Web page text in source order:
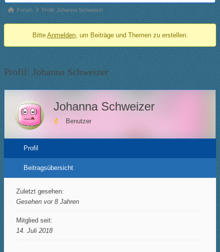
Forum-
Breadcrumbs
Du
hier:
Forum Profil: Johanna Schweizer
Bitte Anmelden, um Beiträge und Themen zu erstellen.
Profil: Johanna Schweizer
Johanna Schweizer
Benutzer
Profil
Beitragsübersicht
Zuletzt gesehen:
Gesehen vor 8 Jahren
Mitglied seit:
14. Juli 2018